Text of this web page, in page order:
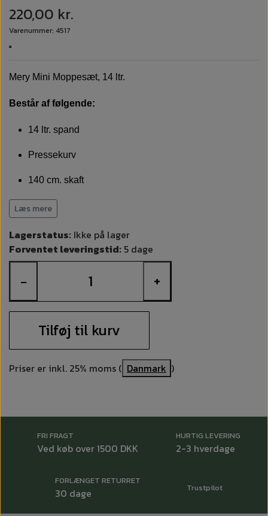
220,00 kr.
Varenummer: 4517
Mery Mini Moppesæt, 14 ltr.
Består af følgende:
14 ltr. spand
Pressekurv
140 cm. skaft
Læs mere
Lagerstatus: Ikke på lager
Forventet leveringstid: 5 dage
− +
Tilføj til kurv
Priser er inkl. 25% moms ( Danmark )
FRI FRAGT
Ved køb over 1500 DKK
HURTIG LEVERING
2-3 hverdage
FORLÆNGET RETURRET
30 dage Trustpilot